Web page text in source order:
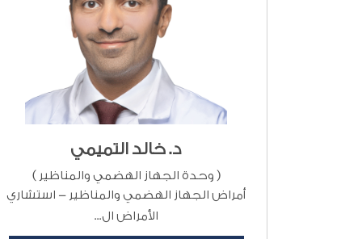
د. خالد التميمي
( وحدة الجهاز الهضمي والمناظير )
أمراض الجهاز الهضمي والمناظير - استشاري
الأمراض ال...